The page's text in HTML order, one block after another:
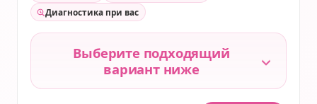
Диагностика при вас
Выберите подходящий
вариант ниже